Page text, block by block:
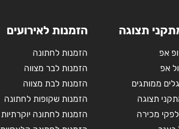
תצוגה
אפ
אפ
ממותגים
תצוגה
מכירה
הזמנות לאירועים
הזמנות לחתונה
הזמנות לבר מצווה
הזמנות לבת מצווה
הזמנות שקופות לחתונה
הזמנות לחתונה יוקרתיות